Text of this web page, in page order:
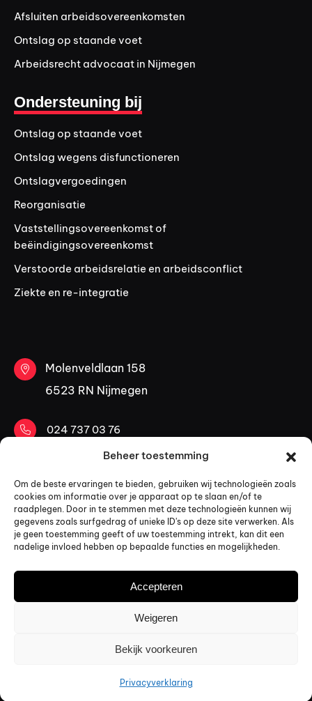
Beheer toestemming
Om de beste ervaringen te bieden, gebruiken wij technologieën zoals
cookies om informatie over je apparaat op te slaan en/of te
raadplegen. Door in te stemmen met deze technologieën kunnen wij
gegevens zoals surfgedrag of unieke ID's op deze site verwerken. Als
je geen toestemming geeft of uw toestemming intrekt, kan dit een
nadelige invloed hebben op bepaalde functies en mogelijkheden.
Accepteren
Weigeren
Bekijk voorkeuren
Privacyverklaring
Afsluiten arbeidsovereenkomsten
Ontslag op staande voet
Arbeidsrecht advocaat in Nijmegen
Ondersteuning bij
Ontslag op staande voet
Ontslag wegens disfunctioneren
Ontslagvergoedingen
Reorganisatie
Vaststellingsovereenkomst of
beëindigingsovereenkomst
Verstoorde arbeidsrelatie en arbeidsconflict
Ziekte en re-integratie
Molenveldlaan 158
6523 RN Nijmegen
024 737 03 76
06 53 30 84 40
mail@kopadvocaten.nl
LinkedIn
Design & code by:Studio 024
© 2026 Alle rechten voorbehouden KOP Advocaten
Algemene voorwaarden